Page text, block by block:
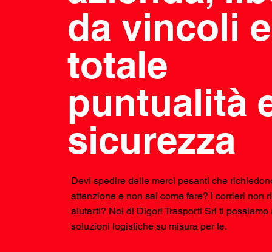
da vincoli
totale
puntualità
sicurezza
Devi spedire delle merci pesanti che
attenzione e non sai come fare? I corrieri non
aiutarti? Noi di Digori Trasporti Srl ti possiamo
soluzioni logistiche su misura per te.